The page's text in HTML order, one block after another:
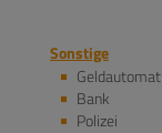
Sonstige
Geldautomat
Bank
Polizei